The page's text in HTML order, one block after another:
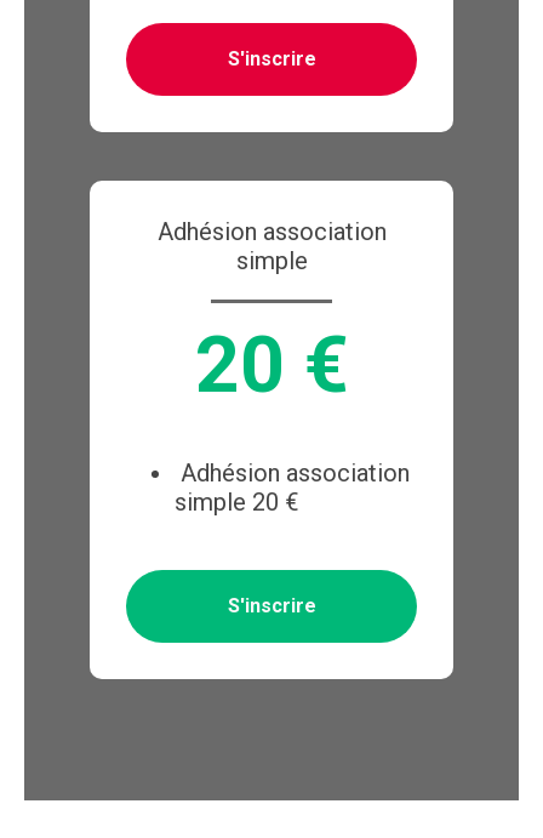
S'inscrire
Adhésion association
simple
20 €
Adhésion association
simple 20 €
S'inscrire